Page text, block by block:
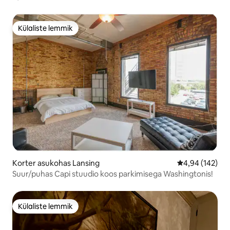
Külaliste lemmik
Külaliste lemmik
Korter asukohas Lansing Keskmine
4,94 (142)
Suur/puhas Capi stuudio koos parkimisega Washingtonis!
Külaliste lemmik
Külaliste lemmik